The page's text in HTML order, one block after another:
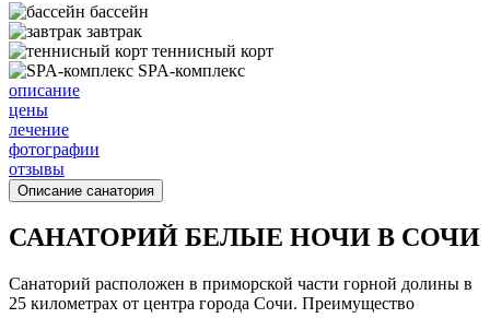
бассейн
завтрак
теннисный корт
SPA-комплекс
описание
цены
лечение
фотографии
отзывы
Описание санатория
САНАТОРИЙ БЕЛЫЕ НОЧИ В СОЧИ
Санаторий расположен в приморской части горной долины в
25 километрах от центра города Сочи. Преимущество